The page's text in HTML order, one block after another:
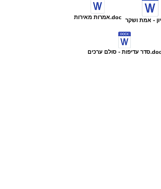
אמרות מאירות.doc
סדר עדיפות - סולם ערכים.doc